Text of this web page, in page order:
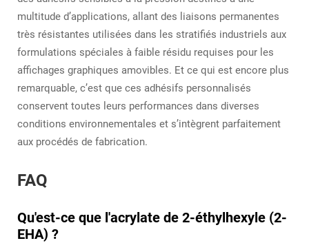
multitude d’applications, allant des liaisons permanentes
très résistantes utilisées dans les stratifiés industriels aux
formulations spéciales à faible résidu requises pour les
affichages graphiques amovibles. Et ce qui est encore plus
remarquable, c’est que ces adhésifs personnalisés
conservent toutes leurs performances dans diverses
conditions environnementales et s’intègrent parfaitement
aux procédés de fabrication.
FAQ
Qu'est-ce que l'acrylate de 2-éthylhexyle (2-
EHA) ?